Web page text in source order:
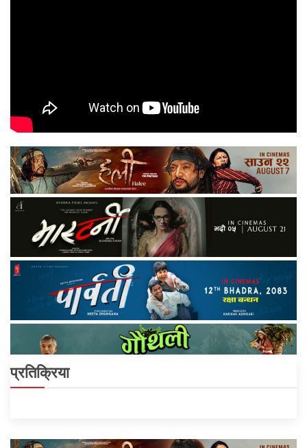
प्रतिक्रिया